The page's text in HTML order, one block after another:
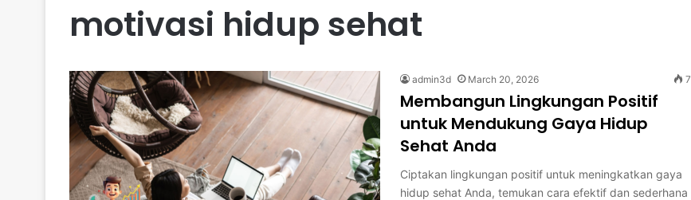
motivasi hidup sehat
admin3d March 20, 2026 7
Membangun Lingkungan Positif
untuk Mendukung Gaya Hidup
Sehat Anda
Ciptakan lingkungan positif untuk meningkatkan gaya
hidup sehat Anda, temukan cara efektif dan sederhana